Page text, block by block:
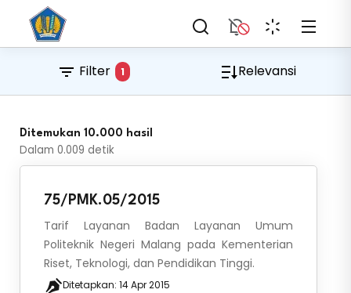
Filter 1 Relevansi
Ditemukan 10.000 hasil
Dalam 0.009 detik
75/PMK.05/2015
Tarif Layanan Badan Layanan Umum
Politeknik Negeri Malang pada Kementerian
Riset, Teknologi, dan Pendidikan Tinggi.
Ditetapkan: 14 Apr 2015